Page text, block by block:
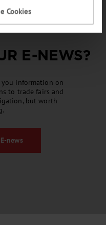
Cookies
E-NEWS?
information on
to trade fairs and
but worth
E-news